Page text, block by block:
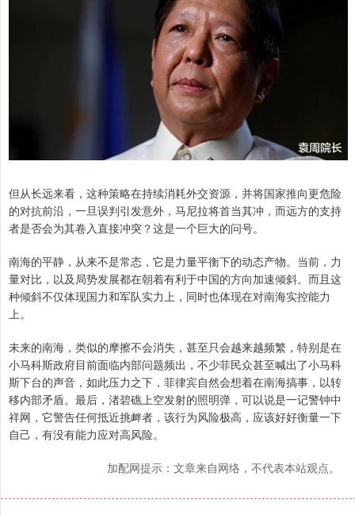
但从长远来看，这种策略在持续消耗外交资源，并将国家推向更危险
的对抗前沿，一旦误判引发意外，马尼拉将首当其冲，而远方的支持
者是否会为其卷入直接冲突？这是一个巨大的问号。
南海的平静，从来不是常态，它是力量平衡下的动态产物。当前，力
量对比，以及局势发展都在朝着有利于中国的方向加速倾斜。而且这
种倾斜不仅体现国力和军队实力上，同时也体现在对南海实控能力
上。
未来的南海，类似的摩擦不会消失，甚至只会越来越频繁，特别是在
小马科斯政府目前面临内部问题频出，不少菲民众甚至喊出了小马科
斯下台的声音，如此压力之下，菲律宾自然会想着在南海搞事，以转
移内部矛盾。最后，渚碧礁上空发射的照明弹，可以说是一记警钟中
祥网，它警告任何抵近挑衅者，该行为风险极高，应该好好衡量一下
自己，有没有能力应对高风险。
加配网提示：文章来自网络，不代表本站观点。